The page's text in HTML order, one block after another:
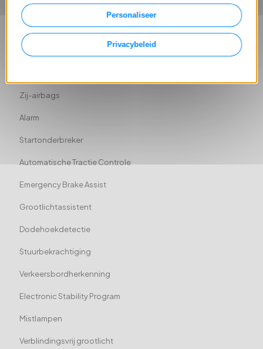
Achter airbag
Hoofd airbag
Airbag bestuurder
Zij-airbags
Alarm
Startonderbreker
Automatische Tractie Controle
Emergency Brake Assist
Grootlichtassistent
Dodehoekdetectie
Stuurbekrachtiging
Verkeersbordherkenning
Electronic Stability Program
Mistlampen
Verblindingsvrij grootlicht
Personaliseer
Privacybeleid